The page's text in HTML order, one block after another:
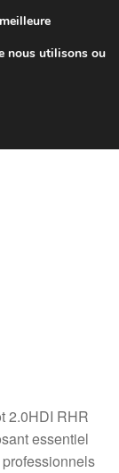
7 EUR
à 16 h
2.0HDI RHR
essentiel
nous utilisons ou